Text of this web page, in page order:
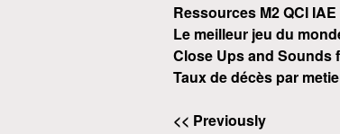
Ressources M2 QCI IAE
Le meilleur jeu du
Close Ups and Sounds
Taux de décès par
<< Previously